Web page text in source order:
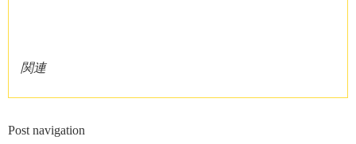
関連
Post navigation